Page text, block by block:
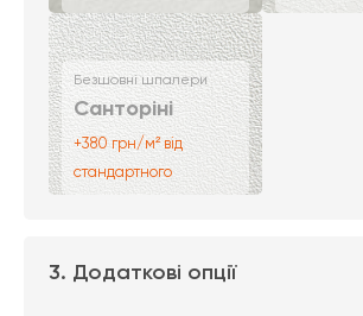
Безшовні шпалери
Санторіні
+380 грн/м² від
стандартного
3. Додаткові опції